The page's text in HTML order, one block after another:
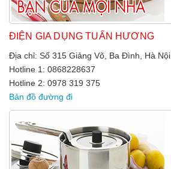
ĐIỆN GIA DỤNG TUẤN HƯƠNG
Địa chỉ: Số 315 Giảng Võ, Ba Đình, Hà Nội
Hotline 1: 0868228637
Hotline 2: 0978 319 375
Bản đồ đường đi